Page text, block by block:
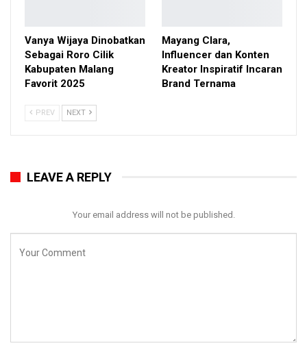
Vanya Wijaya Dinobatkan
Sebagai Roro Cilik
Kabupaten Malang
Favorit 2025
Mayang Clara,
Influencer dan Konten
Kreator Inspiratif Incaran
Brand Ternama
PREV NEXT
LEAVE A REPLY
Your email address will not be published.